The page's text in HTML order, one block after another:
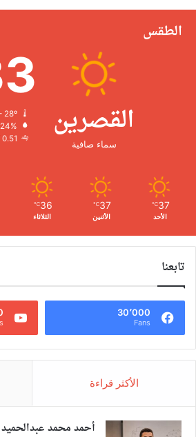
الطقس
القصرين
سماء صافية
24%
0.51 كم/ساعة
37
℃
الأحد
37
℃
الأثنين
36
℃
الثلاثاء
تابعنا
30٬000
Fans
الأكثر قراءة
أحمد محمد